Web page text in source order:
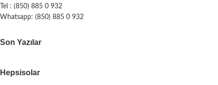
Tel : (850) 885 0 932
Whatsapp: (850) 885 0 932
Son Yazılar
Hepsisolar